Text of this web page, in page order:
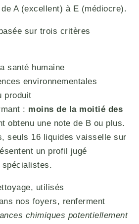
A (excellent) à E (médiocre).
sur trois critères
santé humaine
environnementales
produit
: moins de la moitié des
obtenu une note de B ou plus.
seuls 16 liquides vaisselle sur
un profil jugé
utilisés
nos foyers, renferment
chimiques potentiellement